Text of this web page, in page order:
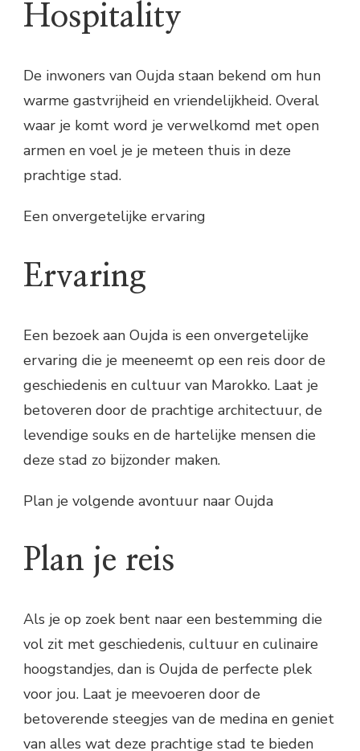
Hospitality
De inwoners van Oujda staan bekend om hun
warme gastvrijheid en vriendelijkheid. Overal
waar je komt word je verwelkomd met open
armen en voel je je meteen thuis in deze
prachtige stad.
Een onvergetelijke ervaring
Ervaring
Een bezoek aan Oujda is een onvergetelijke
ervaring die je meeneemt op een reis door de
geschiedenis en cultuur van Marokko. Laat je
betoveren door de prachtige architectuur, de
levendige souks en de hartelijke mensen die
deze stad zo bijzonder maken.
Plan je volgende avontuur naar Oujda
Plan je reis
Als je op zoek bent naar een bestemming die
vol zit met geschiedenis, cultuur en culinaire
hoogstandjes, dan is Oujda de perfecte plek
voor jou. Laat je meevoeren door de
betoverende steegjes van de medina en geniet
van alles wat deze prachtige stad te bieden